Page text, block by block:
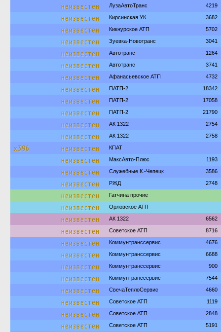
неизвестен ЛузаАвтоТранс 4219
неизвестен Кирсинская УК 3682
неизвестен Кикнурское АТП 5702
неизвестен Зуевка-Новотранс 3041
неизвестен Автотранс 1264
неизвестен Автотранс 3741
неизвестен Афанасьевское АТП 4732
неизвестен ПАТП-2 18342
неизвестен ПАТП-2 17058
неизвестен ПАТП-2 21790
неизвестен АК 1322 2754
неизвестен АК 1322 2758
х396 неизвестен КПАТ
неизвестен МаксАвто-Плюс 1193
неизвестен Служебные К.-Чепецк 3586
неизвестен РЖД 2748
неизвестен Гатчина прочие
неизвестен Орловское АТП
неизвестен АК 1322 6562
неизвестен Советское АТП 8716
неизвестен Коммунтранссервис 4676
неизвестен Коммунтранссервис 6688
неизвестен Коммунтранссервис 900
неизвестен Коммунтранссервис 7544
неизвестен СвечаТеплоСервис 4660
неизвестен Советское АТП 1119
неизвестен Советское АТП 2848
неизвестен Советское АТП 5191